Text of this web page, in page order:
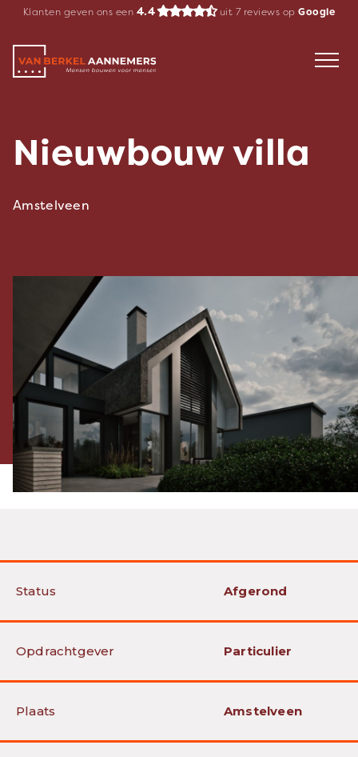
Spring
inhoud
Klanten geven ons een 4.4 uit 7 reviews op Google
Nieuwbouw villa
Amstelveen
Status Afgerond
Opdrachtgever Particulier
Plaats Amstelveen